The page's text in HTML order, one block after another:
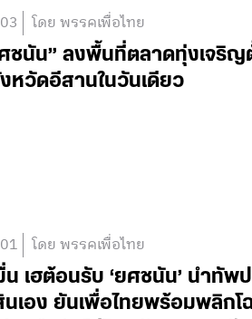
โดย พรรคเพื่อไทย
ชนัน” ลงพื้นที่ตลาดทุ่งเจริญ
หวัดอีสานในวันเดียว
โดย พรรคเพื่อไทย
เฮต้อนรับ ‘ยศชนัน’ นำทัพป
นเอง ยันเพื่อไทยพร้อมพลิก